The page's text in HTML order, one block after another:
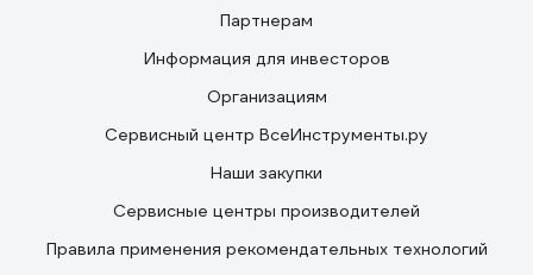
Партнерам
Информация для инвесторов
Организациям
Сервисный центр ВсеИнструменты.ру
Наши закупки
Сервисные центры производителей
Правила применения рекомендательных технологий